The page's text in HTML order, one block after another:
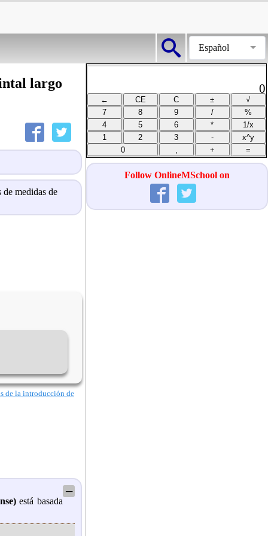
Español
largo
medidas de
de la introducción de
─
está basada
0
Follow OnlineMSchool on